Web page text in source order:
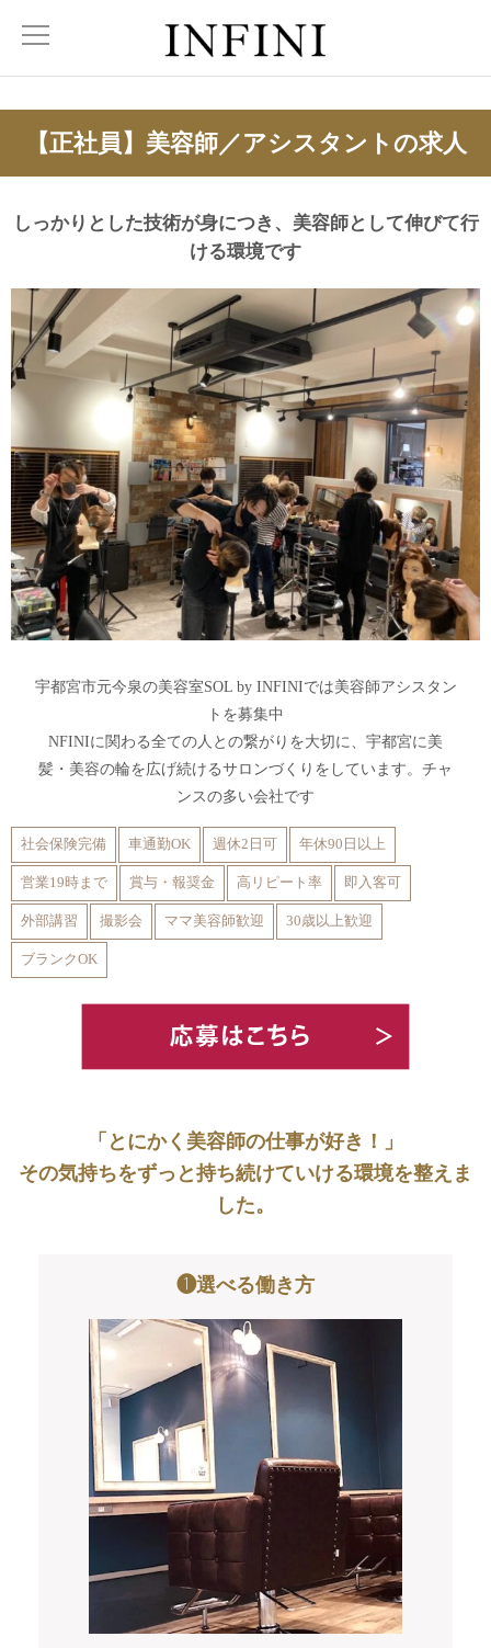
【正社員】美容師／アシスタントの求人
しっかりとした技術が身につき、美容師として伸びて行
ける環境です
宇都宮市元今泉の美容室SOL by INFINIでは美容師アシスタン
トを募集中
NFINIに関わる全ての人との繋がりを大切に、宇都宮に美
髪・美容の輪を広げ続けるサロンづくりをしています。チャ
ンスの多い会社です
社会保険完備 車通勤OK 週休2日可 年休90日以上
営業19時まで 賞与・報奨金 高リピート率 即入客可
外部講習 撮影会 ママ美容師歓迎 30歳以上歓迎
ブランクOK
「とにかく美容師の仕事が好き！」
その気持ちをずっと持ち続けていける環境を整えま
した。
❶選べる働き方